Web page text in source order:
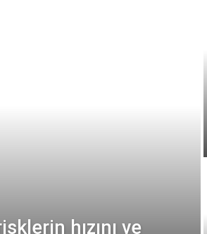
hızını ve